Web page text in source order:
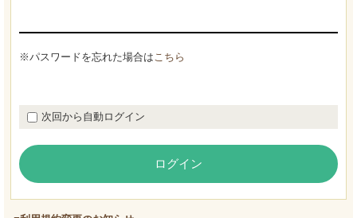
※パスワードを忘れた場合はこちら
次回から自動ログイン
ログイン